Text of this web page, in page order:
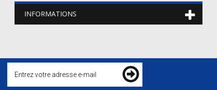
INFORMATIONS